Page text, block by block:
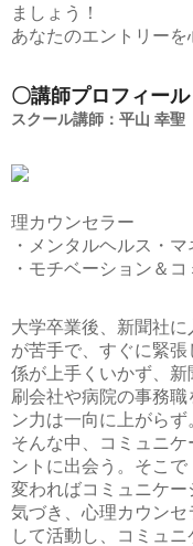
ましょう！
あなたのエントリーを
〇講師プロフィール
スクール講師：平山 幸聖
理カウンセラー
・メンタルヘルス・
・モチベーション＆
大学卒業後、新聞社
が苦手で、すぐに緊
係が上手くいかず、
刷会社や病院の事務
ン力は一向に上がらず
そんな中、コミュニ
ントに出会う。そこ
変わればコミュニケ
気づき、心理カウン
して活動し、コミュニ